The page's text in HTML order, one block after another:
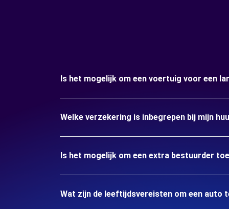
Is het mogelijk om een voertuig voor een
Welke verzekering is inbegrepen bij mijn
Is het mogelijk om een extra bestuurder
Wat zijn de leeftijdsvereisten om een auto